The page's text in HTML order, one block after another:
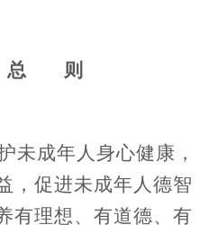
总 则
成年人身心健康，
，促进未成年人德智
有理想、有道德、有